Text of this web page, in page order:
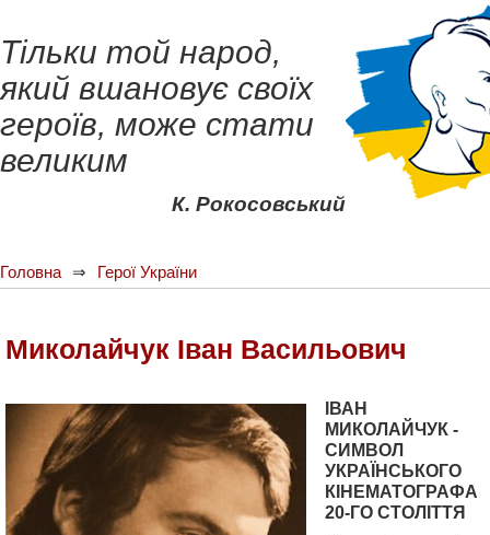
Тільки той народ,
який вшановує своїх
героїв, може стати
великим
К. Рокосовський
Головна Герої України
Миколайчук Іван Васильович
ІВАН
МИКОЛАЙЧУК -
СИМВОЛ
УКРАЇНСЬКОГО
КІНЕМАТОГРАФА
20-ГО СТОЛІТТЯ